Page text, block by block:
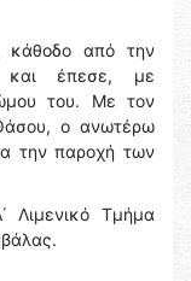
κάθοδο από την
και έπεσε, με
του. Με τον
ο ανωτέρω
την παροχή των
Λιμενικό Τμήμα